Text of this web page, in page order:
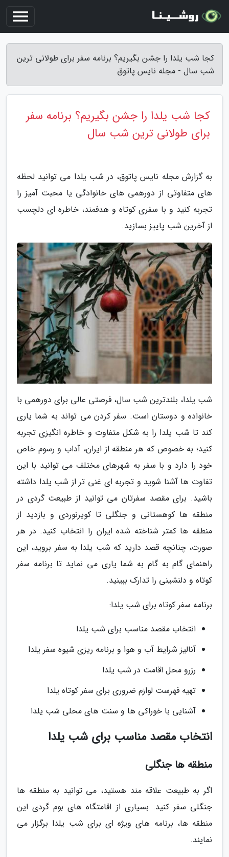
کجا شب یلدا را جشن بگیریم؟ برنامه سفر برای طولانی ترین
شب سال - مجله نایس پاتوق
کجا شب یلدا را جشن بگیریم؟ برنامه سفر
برای طولانی ترین شب سال
به گزارش مجله نایس پاتوق، در شب یلدا می توانید لحظه
های متفاوتی از دورهمی های خانوادگی یا محبت آمیز را
تجربه کنید و با سفری کوتاه و هدفمند، خاطره ای دلچسب
از آخرین شب پاییز بسازید.
شب یلدا، بلندترین شب سال، فرصتی عالی برای دورهمی با
خانواده و دوستان است. سفر کردن می تواند به شما یاری
کند تا شب یلدا را به شکل متفاوت و خاطره انگیزی تجربه
کنید؛ به خصوص که هر منطقه از ایران، آداب و رسوم خاص
خود را دارد و با سفر به شهرهای مختلف می توانید با این
تفاوت ها آشنا شوید و تجربه ای غنی تر از شب یلدا داشته
باشید. برای مقصد سفرتان می توانید از طبیعت گردی در
منطقه ها کوهستانی و جنگلی تا کویرنوردی و بازدید از
منطقه ها کمتر شناخته شده ایران را انتخاب کنید. در هر
صورت، چنانچه قصد دارید که شب یلدا به سفر بروید، این
راهنمای گام به گام به شما یاری می نماید تا برنامه سفر
کوتاه و دلنشینی را تدارک ببینید.
برنامه سفر کوتاه برای شب یلدا:
انتخاب مقصد مناسب برای شب یلدا
آنالیز شرایط آب و هوا و برنامه ریزی شیوه سفر یلدا
رزرو محل اقامت در شب یلدا
تهیه فهرست لوازم ضروری برای سفر کوتاه یلدا
آشنایی با خوراکی ها و سنت های محلی شب یلدا
انتخاب مقصد مناسب برای شب یلدا
منطقه ها جنگلی
اگر به طبیعت علاقه مند هستید، می توانید به منطقه ها
جنگلی سفر کنید. بسیاری از اقامتگاه های بوم گردی این
منطقه ها، برنامه های ویژه ای برای شب یلدا برگزار می
نمایند.